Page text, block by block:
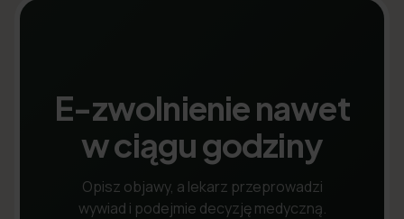
E-zwolnienie nawet
w ciągu godziny
Opisz objawy, a lekarz przeprowadzi
wywiad i podejmie decyzję medyczną.